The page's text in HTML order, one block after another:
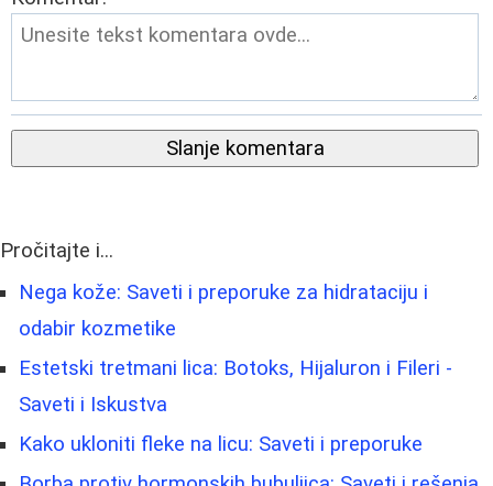
Slanje komentara
Pročitajte i...
Nega kože: Saveti i preporuke za hidrataciju i
odabir kozmetike
Estetski tretmani lica: Botoks, Hijaluron i Fileri -
Saveti i Iskustva
Kako ukloniti fleke na licu: Saveti i preporuke